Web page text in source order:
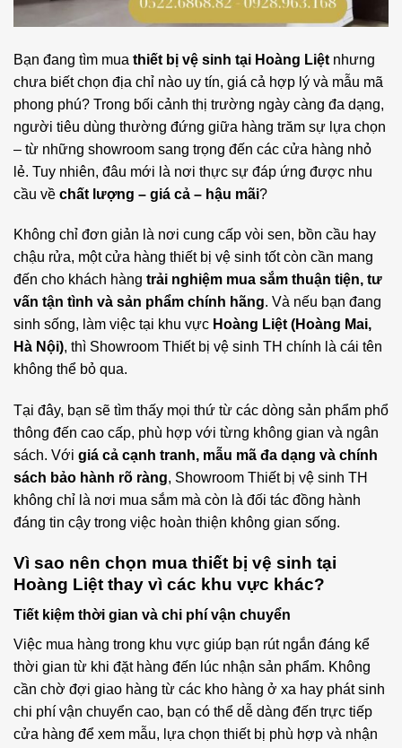
Bạn đang tìm mua thiết bị vệ sinh tại Hoàng Liệt nhưng
chưa biết chọn địa chỉ nào uy tín, giá cả hợp lý và mẫu mã
phong phú? Trong bối cảnh thị trường ngày càng đa dạng,
người tiêu dùng thường đứng giữa hàng trăm sự lựa chọn
– từ những showroom sang trọng đến các cửa hàng nhỏ
lẻ. Tuy nhiên, đâu mới là nơi thực sự đáp ứng được nhu
cầu về chất lượng – giá cả – hậu mãi?
Không chỉ đơn giản là nơi cung cấp vòi sen, bồn cầu hay
chậu rửa, một cửa hàng thiết bị vệ sinh tốt còn cần mang
đến cho khách hàng trải nghiệm mua sắm thuận tiện, tư
vấn tận tình và sản phẩm chính hãng. Và nếu bạn đang
sinh sống, làm việc tại khu vực Hoàng Liệt (Hoàng Mai,
Hà Nội), thì Showroom Thiết bị vệ sinh TH chính là cái tên
không thể bỏ qua.
Tại đây, bạn sẽ tìm thấy mọi thứ từ các dòng sản phẩm phổ
thông đến cao cấp, phù hợp với từng không gian và ngân
sách. Với giá cả cạnh tranh, mẫu mã đa dạng và chính
sách bảo hành rõ ràng, Showroom Thiết bị vệ sinh TH
không chỉ là nơi mua sắm mà còn là đối tác đồng hành
đáng tin cậy trong việc hoàn thiện không gian sống.
Vì sao nên chọn mua thiết bị vệ sinh tại
Hoàng Liệt thay vì các khu vực khác?
Tiết kiệm thời gian và chi phí vận chuyển
Việc mua hàng trong khu vực giúp bạn rút ngắn đáng kể
thời gian từ khi đặt hàng đến lúc nhận sản phẩm. Không
cần chờ đợi giao hàng từ các kho hàng ở xa hay phát sinh
chi phí vận chuyển cao, bạn có thể dễ dàng đến trực tiếp
cửa hàng để xem mẫu, lựa chọn thiết bị phù hợp và nhận